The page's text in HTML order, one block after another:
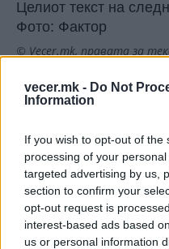
vecer.mk - Do Not
Information
If you wish to opt-out of
processing of your
targeted advertising by us,
section to confirm your
opt-out request is
interest-based ads based
us or personal information
Целиот текст на
Фото: Фактор
© Vecer.mk, правата за
Попов: Покрај јавниот,
од
ВМРО
како